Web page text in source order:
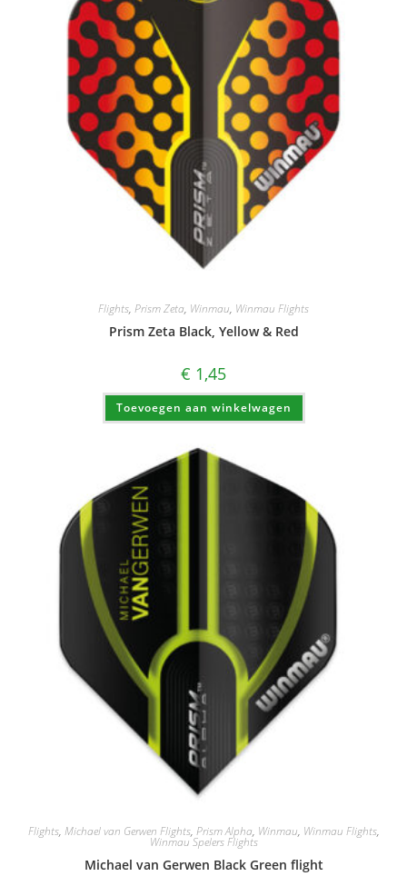
Flights, Prism Zeta, Winmau, Winmau Flights
Prism Zeta Black, Yellow & Red
€ 1,45
Toevoegen aan winkelwagen
Flights, Michael van Gerwen Flights, Prism Alpha, Winmau, Winmau Flights,
Winmau Spelers Flights
Michael van Gerwen Black Green flight